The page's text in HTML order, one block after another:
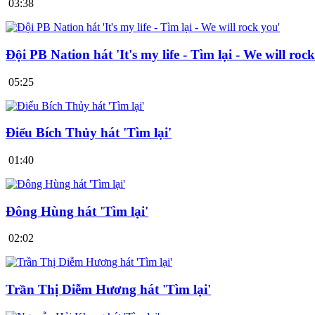
03:38
Đội PB Nation hát 'It's my life - Tìm lại - We will
05:25
Điểu Bích Thủy hát 'Tìm lại'
01:40
Đông Hùng hát 'Tìm lại'
02:02
Trần Thị Diễm Hương hát 'Tìm lại'